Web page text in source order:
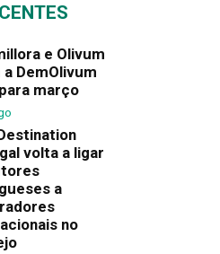
e Olivum
a DemOlivum
março
volta a ligar
a
no